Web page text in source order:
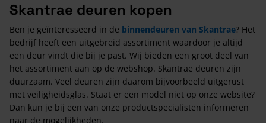
Skantrae deuren kopen
Ben je geïnteresseerd in de binnendeuren van Skantrae? Het
bedrijf heeft een uitgebreid assortiment waardoor je altijd
een deur vindt die bij je past. Wij bieden een groot deel van
het assortiment aan op de webshop. Skantrae deuren zijn
duurzaam. Veel deuren zijn daarom bijvoorbeeld uitgerust
met veiligheidsglas. Staat er een model niet op onze website?
Dan kun je bij een van onze productspecialisten informeren
naar de mogelijkheden.